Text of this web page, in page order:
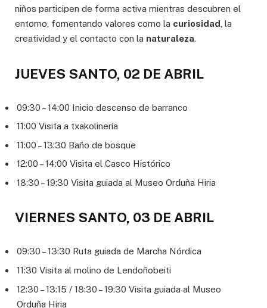
niños participen de forma activa mientras descubren el
entorno, fomentando valores como la curiosidad , la
creatividad y el contacto con la naturaleza.
JUEVES SANTO, 02 DE ABRIL
09:30 – 14:00 Inicio descenso de barranco
11:00 Visita a txakolinería
11:00 – 13:30 Baño de bosque
12:00 – 14:00 Visita el Casco Histórico
18:30 – 19:30 Visita guiada al Museo Orduña Hiria
VIERNES SANTO, 03 DE ABRIL
09:30 – 13:30 Ruta guiada de Marcha Nórdica
11:30 Visita al molino de Lendoñobeiti
12:30 – 13:15 / 18:30 – 19:30 Visita guiada al Museo
Orduña Hiria